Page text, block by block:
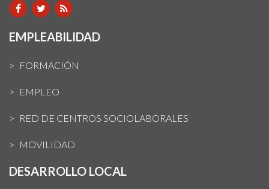
EMPLEABILIDAD
FORMACIÓN
EMPLEO
RED DE CENTROS SOCIOLABORALES
MOVILIDAD
DESARROLLO LOCAL